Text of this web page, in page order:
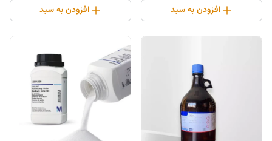
افزودن به سبد افزودن به سبد